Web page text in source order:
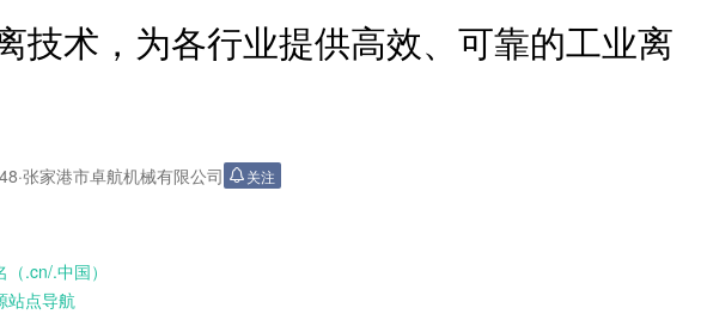
技术，为各行业提供高效、可靠的工业离
·张家港市卓航机械有限公司 关注
.cn/.中国）
站点导航